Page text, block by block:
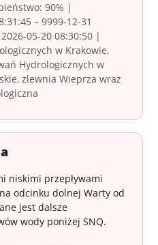
90% |
– 9999-12-31
05-20 08:30:50 |
w Krakowie,
Hydrologicznych w
zlewnia Wieprza wraz
niskimi przepływami
odcinku dolnej Warty od
jest dalsze
wody poniżej SNQ.